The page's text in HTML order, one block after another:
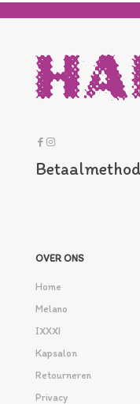
OVER ONS
Home
Melano
IXXXI
Kapsalon
Retourneren
Privacy